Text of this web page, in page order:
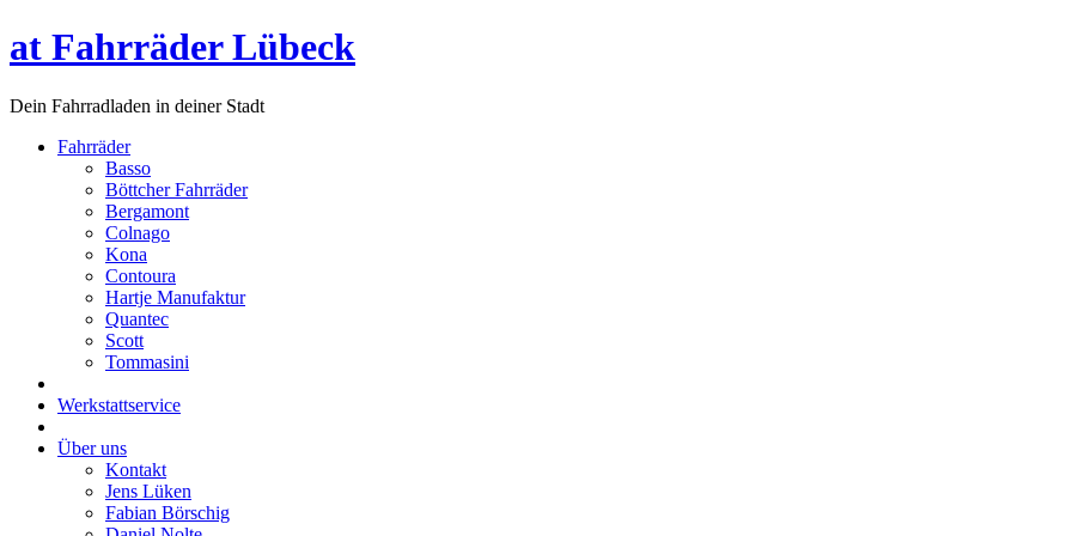
at Fahrräder Lübeck
Dein Fahrradladen in deiner Stadt
Fahrräder
Basso
Böttcher Fahrräder
Bergamont
Colnago
Kona
Contoura
Hartje Manufaktur
Quantec
Scott
Tommasini
Werkstattservice
Über uns
Kontakt
Jens Lüken
Fabian Börschig